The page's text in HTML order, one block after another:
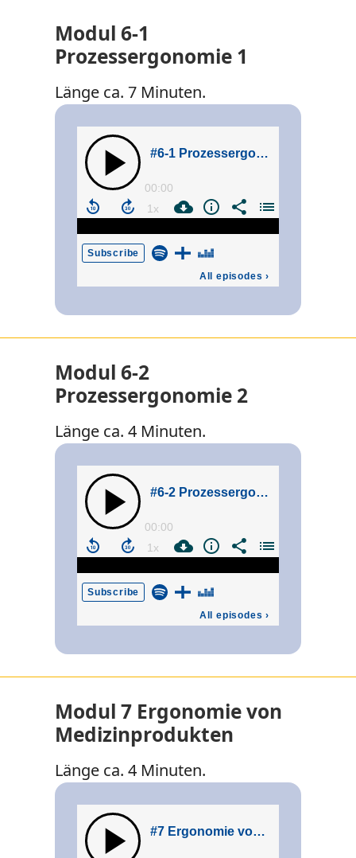
Modul 6-1
Prozessergonomie 1
Länge ca. 7 Minuten.
Modul 6-2
Prozessergonomie 2
Länge ca. 4 Minuten.
Modul 7 Ergonomie von
Medizinprodukten
Länge ca. 4 Minuten.